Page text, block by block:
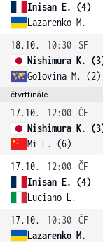
Inisan E. (4)
Lazarenko M.
18.10.
10:30
SF
Nishimura K.
Golovina M. (2)
čtvrtfinále
17.10. 12:00 ČF
Nishimura K.
Mi L. (6)
17.10.
12:00 ČF
Inisan E. (4)
Luciano L.
17.10.
10:30 ČF
Lazarenko M.